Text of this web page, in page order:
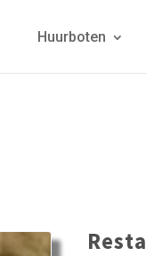
Huurboten